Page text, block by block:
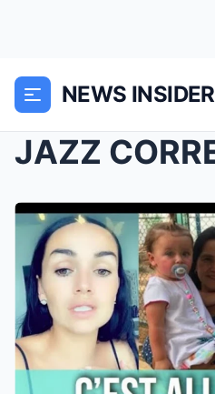
NEWS INSIDER